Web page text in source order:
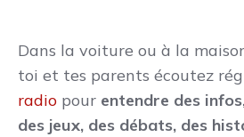
Dans la voiture ou à la
toi et tes parents écoutez
radio pour entendre des
des jeux, des débats, des